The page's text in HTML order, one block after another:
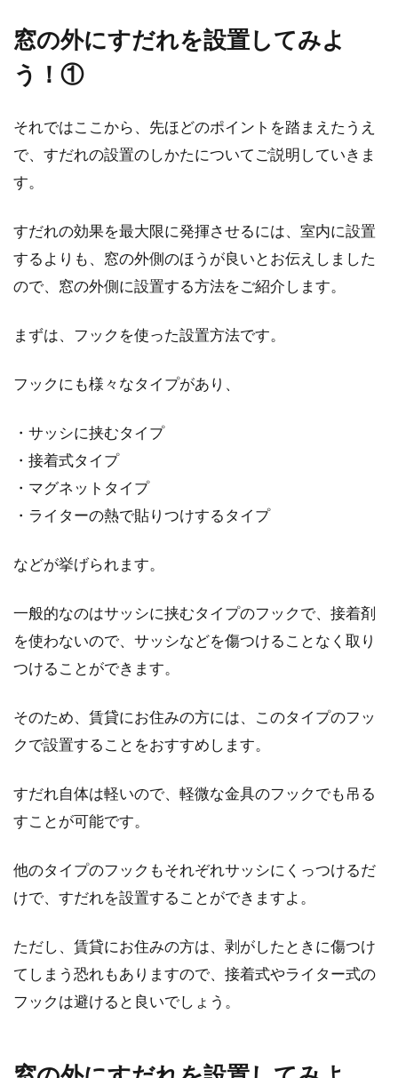
窓の外にすだれを設置してみよ
う！①
それではここから、先ほどのポイントを踏まえたうえ
で、すだれの設置のしかたについてご説明していきま
す。
すだれの効果を最大限に発揮させるには、室内に設置
するよりも、窓の外側のほうが良いとお伝えしました
ので、窓の外側に設置する方法をご紹介します。
まずは、フックを使った設置方法です。
フックにも様々なタイプがあり、
・サッシに挟むタイプ
・接着式タイプ
・マグネットタイプ
・ライターの熱で貼りつけするタイプ
などが挙げられます。
一般的なのはサッシに挟むタイプのフックで、接着剤
を使わないので、サッシなどを傷つけることなく取り
つけることができます。
そのため、賃貸にお住みの方には、このタイプのフッ
クで設置することをおすすめします。
すだれ自体は軽いので、軽微な金具のフックでも吊る
すことが可能です。
他のタイプのフックもそれぞれサッシにくっつけるだ
けで、すだれを設置することができますよ。
ただし、賃貸にお住みの方は、剥がしたときに傷つけ
てしまう恐れもありますので、接着式やライター式の
フックは避けると良いでしょう。